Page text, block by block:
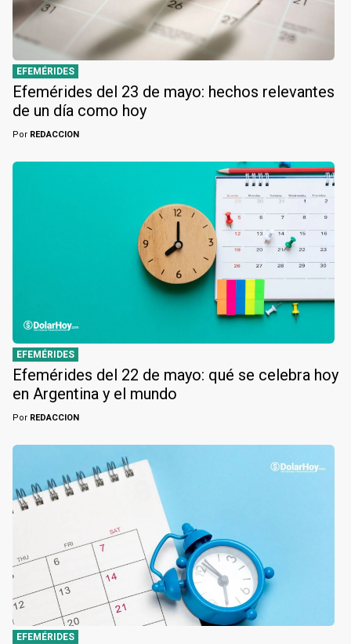
EFEMÉRIDES
Efemérides del 23 de mayo: hechos relevantes
de un día como hoy
Por REDACCION
EFEMÉRIDES
Efemérides del 22 de mayo: qué se celebra hoy
en Argentina y el mundo
Por REDACCION
EFEMÉRIDES